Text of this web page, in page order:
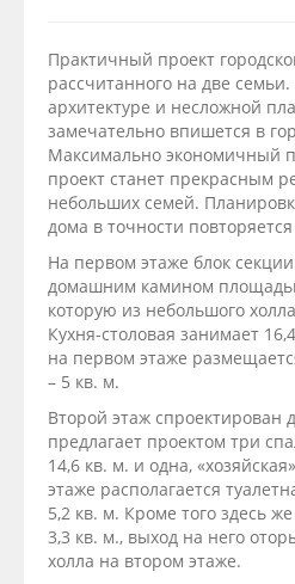
Практичный проект
рассчитанного на две
архитектуре и несложной
замечательно впишется в
Максимально экономичный
проект станет прекрасным
небольших семей.
дома в точности
На первом этаже блок
домашним камином
которую из небольшого
Кухня-столовая занимает
на первом этаже
– 5 кв. м.
Второй этаж спроектирован
предлагает проектом три
14,6 кв. м. и одна,
этаже располагается
5,2 кв. м. Кроме того здесь
3,3 кв. м., выход на него
холла на втором этаже.